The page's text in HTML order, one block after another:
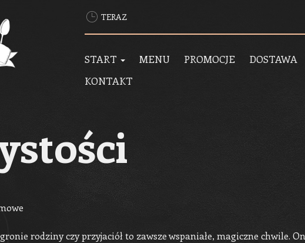
TERAZ
START MENU PROMOCJE DOSTAWA
KONTAKT
rodziny czy przyjaciół to zawsze wspaniałe, magiczne chwile.